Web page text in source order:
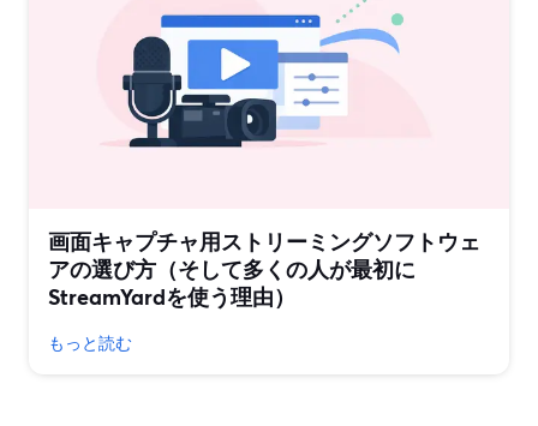
画面キャプチャ用ストリーミングソフトウェ
アの選び方（そして多くの人が最初に
StreamYardを使う理由）
もっと読む